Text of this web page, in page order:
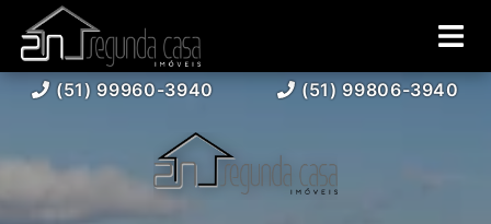
(51) 99960-3940 (51) 99806-3940